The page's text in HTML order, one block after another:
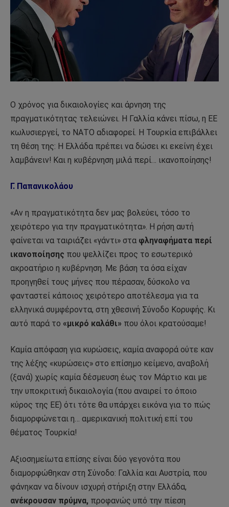
Ο χρόνος για δικαιολογίες και άρνηση της
πραγματικότητας τελειώνει. Η Γαλλία κάνει πίσω, η ΕΕ
κωλυσιεργεί, το ΝΑΤΟ αδιαφορεί. Η Τουρκία επιβάλλει
τη θέση της: Η Ελλάδα πρέπει να δώσει κι εκείνη έχει
λαμβάνειν! Και η κυβέρνηση μιλά περί… ικανοποίησης!
Γ. Παπανικολάου
«Αν η πραγματικότητα δεν μας βολεύει, τόσο το
χειρότερο για την πραγματικότητα». Η ρήση αυτή
φαίνεται να ταιριάζει «γάντι» στα φληναφήματα περί
ικανοποίησης που ψελλίζει προς το εσωτερικό
ακροατήριο η κυβέρνηση. Με βάση τα όσα είχαν
προηγηθεί τους μήνες που πέρασαν, δύσκολο να
φανταστεί κάποιος χειρότερο αποτέλεσμα για τα
ελληνικά συμφέροντα, στη χθεσινή Σύνοδο Κορυφής. Κι
αυτό παρά το «μικρό καλάθι» που όλοι κρατούσαμε!
Καμία απόφαση για κυρώσεις, καμία αναφορά ούτε καν
της λέξης «κυρώσεις» στο επίσημο κείμενο, αναβολή
(ξανά) χωρίς καμία δέσμευση έως τον Μάρτιο και με
την υποκριτική δικαιολογία (που αναιρεί το όποιο
κύρος της ΕΕ) ότι τότε θα υπάρχει εικόνα για το πώς
διαμορφώνεται η… αμερικανική πολιτική επί του
θέματος Τουρκία!
Αξιοσημείωτα επίσης είναι δύο γεγονότα που
διαμορφώθηκαν στη Σύνοδο: Γαλλία και Αυστρία, που
φάνηκαν να δίνουν ισχυρή στήριξη στην Ελλάδα,
ανέκρουσαν πρύμνα, προφανώς υπό την πίεση